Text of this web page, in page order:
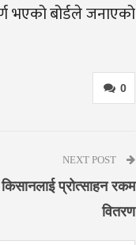
भएको बोर्डले जनाएको
0
NEXT POST
प्रोत्साहन रकम
वितरण